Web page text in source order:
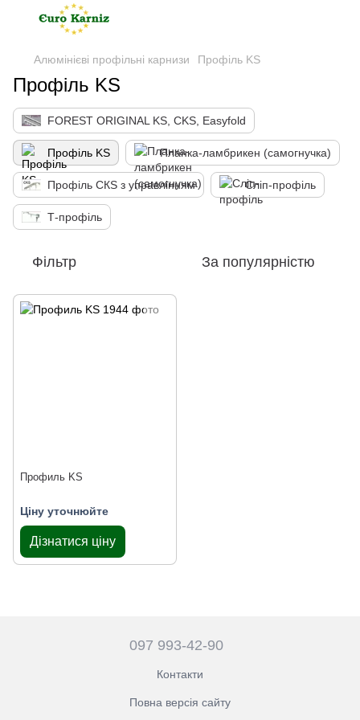
Алюмінієві профільні карнизи Профіль KS
Профіль KS
FOREST ORIGINAL KS, CKS, Easyfold
Профіль KS Планка-ламбрикен (самогнучка)
Профіль СКS з управлінням Сліп-профіль
Т-профіль
Фільтр За популярністю
Профиль KS
Ціну уточнюйте
Дізнатися ціну
097 993-42-90
Контакти
Повна версія сайту